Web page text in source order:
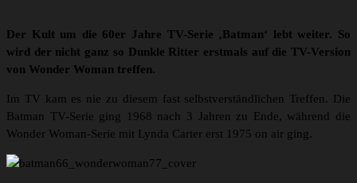
Der Kult um die 60er Jahre TV-Serie ‚Batman‘ lebt weiter. So
wird der nicht ganz so Dunkle Ritter erstmals auf die TV-Version
von Wonder Woman treffen.
Im TV kam es nie zu diesem fast selbstverständlichen Treffen. Die
Batman TV-Serie ging 1968 nach 3 Jahren zu Ende, während die
Wonder Woman-Serie mit Lynda Carter erst 1975 on air ging.